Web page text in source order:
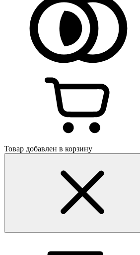
Товар добавлен в корзину